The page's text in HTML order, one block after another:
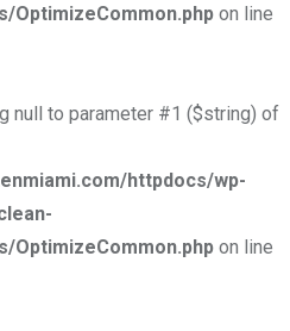
OptimizeCommon.php on line
null to parameter #1 ($string) of
httpdocs/wp-
OptimizeCommon.php on line